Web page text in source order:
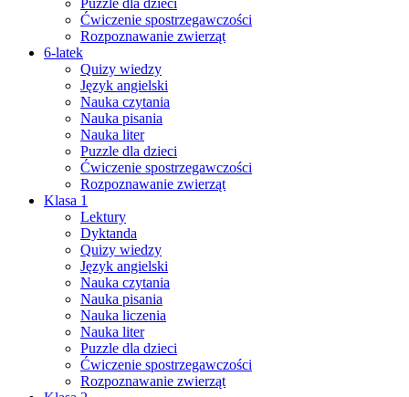
Ćwiczenie spostrzegawczości
Rozpoznawanie zwierząt
6-latek
Quizy wiedzy
Język angielski
Nauka czytania
Nauka pisania
Nauka liter
Puzzle dla dzieci
Ćwiczenie spostrzegawczości
Rozpoznawanie zwierząt
Klasa 1
Lektury
Dyktanda
Quizy wiedzy
Język angielski
Nauka czytania
Nauka pisania
Nauka liczenia
Nauka liter
Puzzle dla dzieci
Ćwiczenie spostrzegawczości
Rozpoznawanie zwierząt